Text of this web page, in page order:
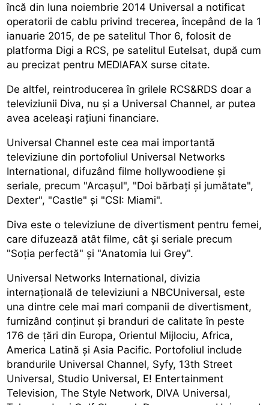
încă din luna noiembrie 2014 Universal a notificat
operatorii de cablu privind trecerea, începând de la 1
ianuarie 2015, de pe satelitul Thor 6, folosit de
platforma Digi a RCS, pe satelitul Eutelsat, după cum
au precizat pentru MEDIAFAX surse citate.
De altfel, reintroducerea în grilele RCS&RDS doar a
televiziunii Diva, nu şi a Universal Channel, ar putea
avea aceleaşi raţiuni financiare.
Universal Channel este cea mai importantă
televiziune din portofoliul Universal Networks
International, difuzând filme hollywoodiene şi
seriale, precum "Arcaşul", "Doi bărbaţi şi jumătate",
Dexter", "Castle" şi "CSI: Miami".
Diva este o televiziune de divertisment pentru femei,
care difuzează atât filme, cât şi seriale precum
"Soţia perfectă" şi "Anatomia lui Grey".
Universal Networks International, divizia
internaţională de televiziuni a NBCUniversal, este
una dintre cele mai mari companii de divertisment,
furnizând conţinut şi branduri de calitate în peste
176 de ţări din Europa, Orientul Mijlociu, Africa,
America Latină şi Asia Pacific. Portofoliul include
brandurile Universal Channel, Syfy, 13th Street
Universal, Studio Universal, E! Entertainment
Television, The Style Network, DIVA Universal,